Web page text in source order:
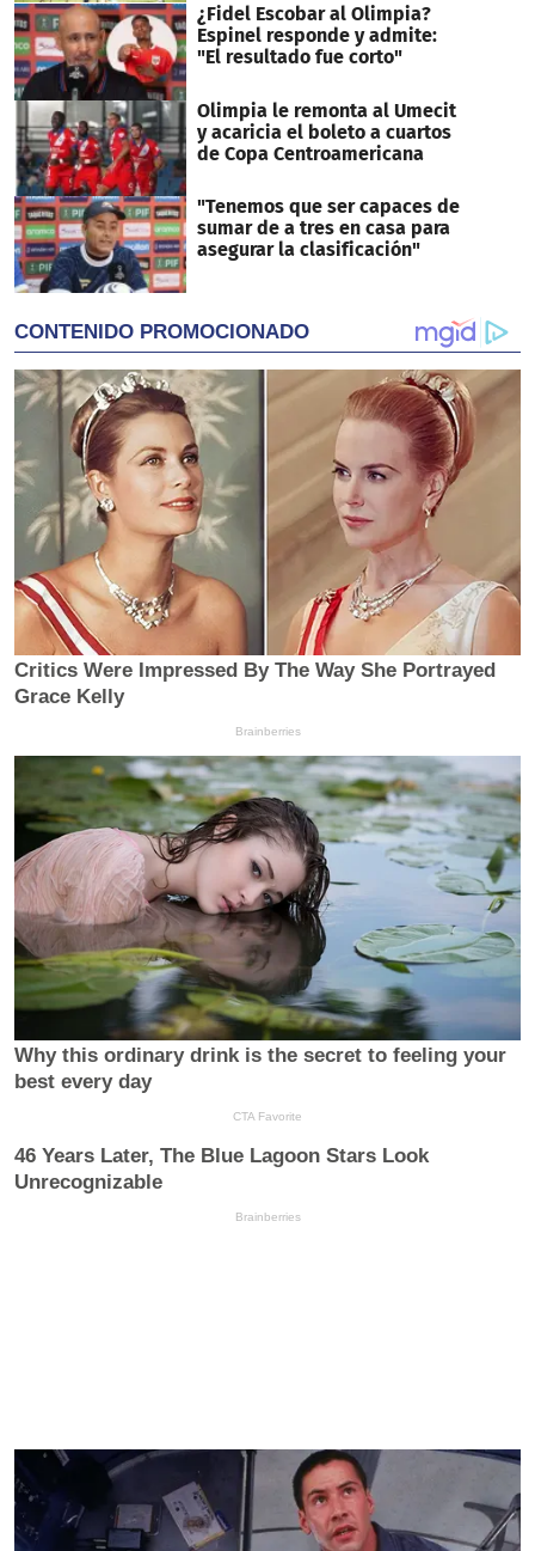
¿Fidel Escobar al Olimpia?
Espinel responde y admite:
"El resultado fue corto"
Olimpia le remonta al Umecit
y acaricia el boleto a cuartos
de Copa Centroamericana
"Tenemos que ser capaces de
sumar de a tres en casa para
asegurar la clasificación"